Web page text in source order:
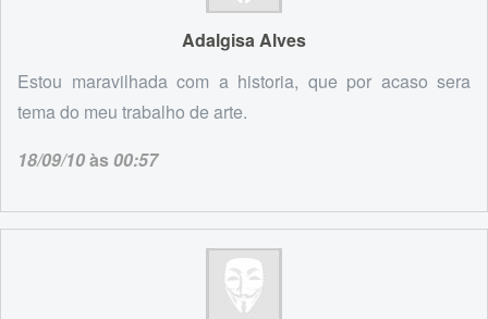
Adalgisa Alves
Estou maravilhada com a historia, que por acaso sera
tema do meu trabalho de arte.
18/09/10às00:57